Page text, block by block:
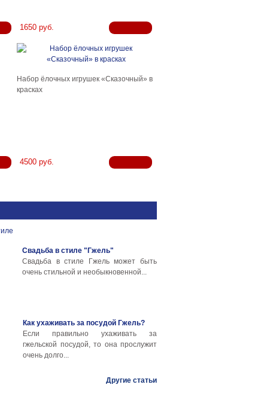
1650 руб.
Набор ёлочных игрушек «Сказочный» в
красках
4500 руб.
Свадьба в стиле "Гжель"
Свадьба в стиле Гжель может быть
очень стильной и необыкновенной...
Как ухаживать за посудой Гжель?
Если правильно ухаживать за
гжельской посудой, то она прослужит
очень долго...
Другие статьи